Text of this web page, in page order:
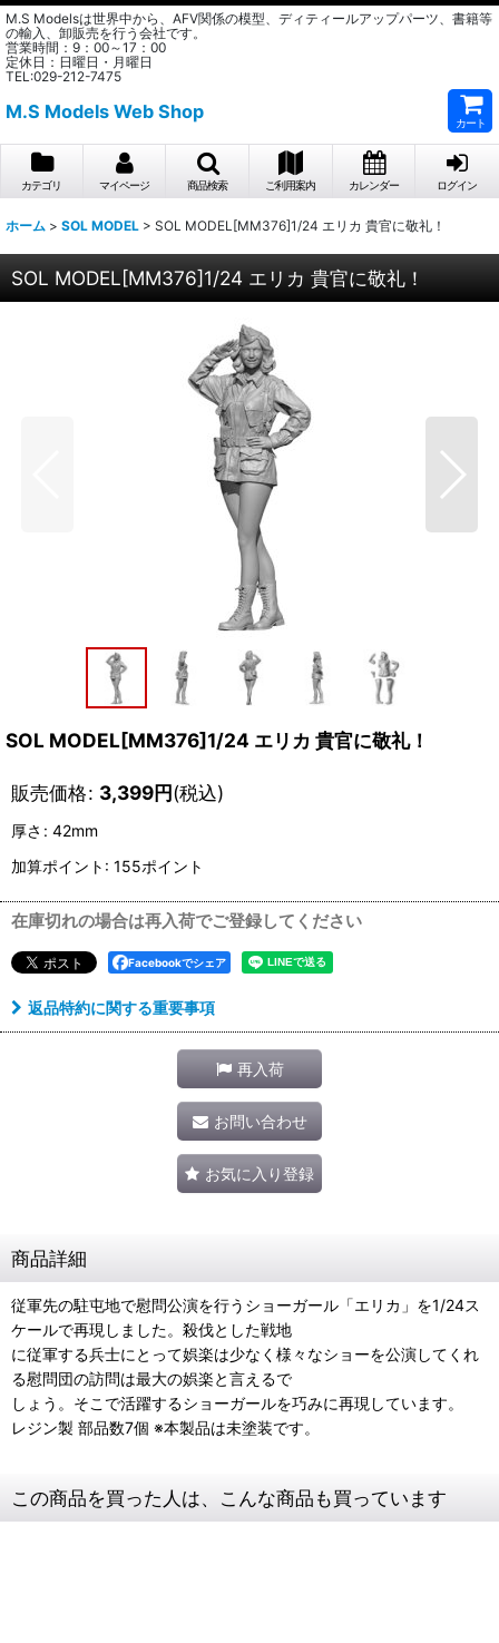
M.S Modelsは世界中から、AFV関係の模型、ディティールアップパーツ、書籍等
の輸入、卸販売を行う会社です。
営業時間：9：00～17：00
定休日：日曜日・月曜日
TEL:029-212-7475
M.S Models Web Shop
カート
カテゴリ マイページ 商品検索 ご利用案内 カレンダー ログイン
ホーム > SOL MODEL > SOL MODEL[MM376]1/24 エリカ 貴官に敬礼！
SOL MODEL[MM376]1/24 エリカ 貴官に敬礼！
SOL MODEL[MM376]1/24 エリカ 貴官に敬礼！
販売価格: 3,399円(税込)
厚さ : 42mm
加算ポイント: 155ポイント
在庫切れの場合は再入荷でご登録してください
Facebookでシェア
返品特約に関する重要事項
再入荷
お問い合わせ
お気に入り登録
商品詳細
従軍先の駐屯地で慰問公演を行うショーガール「エリカ」を1/24ス
ケールで再現しました。殺伐とした戦地
に従軍する兵士にとって娯楽は少なく様々なショーを公演してくれ
る慰問団の訪問は最大の娯楽と言えるで
しょう。そこで活躍するショーガールを巧みに再現しています。
レジン製 部品数7個 ※本製品は未塗装です。
この商品を買った人は、こんな商品も買っています